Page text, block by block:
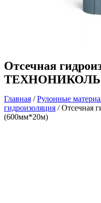
Отсечная
ТЕХНОНИКОЛЬ
Главная /Рулонные
гидроизоляция / Отсечная
(600мм*20м)